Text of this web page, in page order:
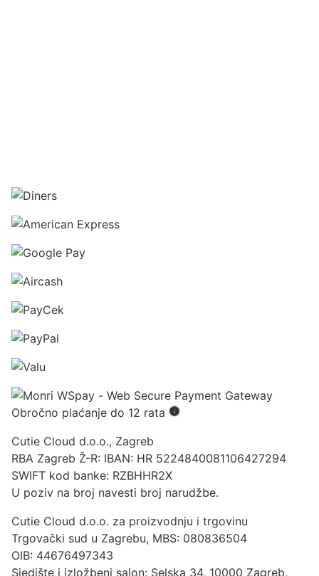
Obročno plaćanje do 12 rata
Cutie Cloud d.o.o., Zagreb
RBA Zagreb Ž-R: IBAN: HR 5224840081106427294
SWIFT kod banke: RZBHHR2X
U poziv na broj navesti broj narudžbe.
Cutie Cloud d.o.o. za proizvodnju i trgovinu
Trgovački sud u Zagrebu, MBS: 080836504
OIB: 44676497343
Sjedište i izložbeni salon: Selska 34, 10000 Zagreb,